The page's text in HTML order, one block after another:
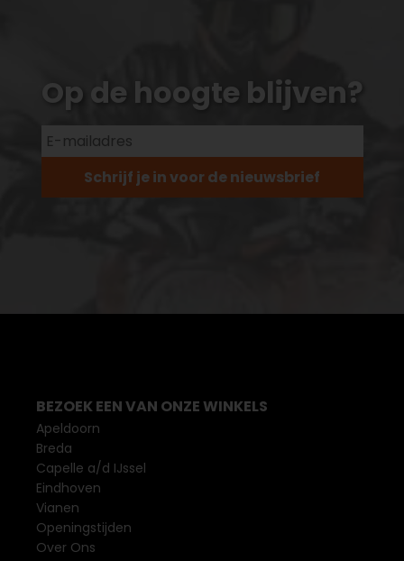
Op de hoogte blijven?
Schrijf je in voor de nieuwsbrief
BEZOEK EEN VAN ONZE WINKELS
Apeldoorn
Breda
Capelle a/d IJssel
Eindhoven
Vianen
Openingstijden
Over Ons